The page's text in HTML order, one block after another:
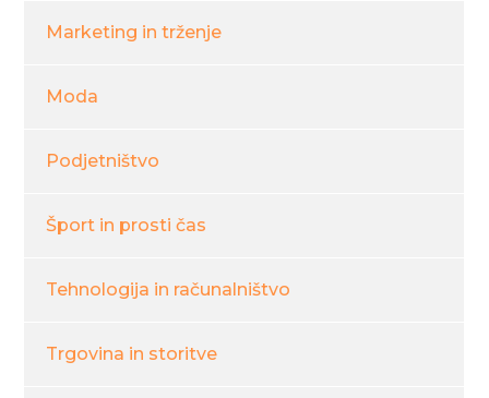
Marketing in trženje
Moda
Podjetništvo
Šport in prosti čas
Tehnologija in računalništvo
Trgovina in storitve